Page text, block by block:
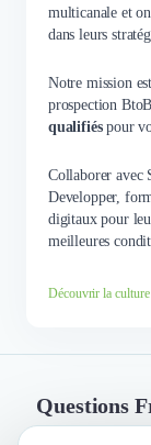
multicanale et
dans leurs
Notre mission
prospection
qualifiéspour
Collaborer avec
Developper,
digitaux pour
meilleures
Découvrir la
Questions